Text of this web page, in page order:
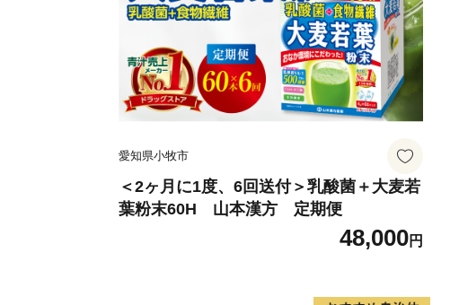
愛知県小牧市
＜2ヶ月に1度、6回送付＞乳酸菌＋大麦若
葉粉末60H 山本漢方 定期便
48,000円